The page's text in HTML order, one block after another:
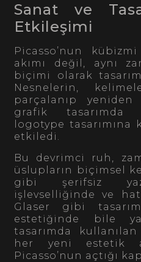
Sanat ve
Etkileşimi
Picasso’nun
akımı değil, aynı
biçimi olarak
Nesnelerin,
parçalanıp
grafik tasarımda
logotype
etkiledi.
Bu devrimci ruh,
üslupların biçimsel
gibi şerifsiz
işlevselliğinde ve
Glaser gibi
estetiğinde bile
tasarımda
her yeni estetik
Picasso’nun açtığı